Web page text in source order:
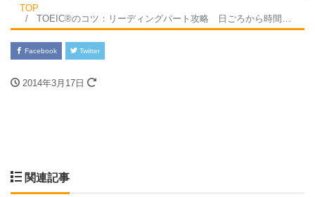
TOP
TOEIC®のコツ：リーディングパート攻略 日ごろから時間を計って読んでいますか？試験当日だけ限られた時間の中で問題を解くということは至難の業です。普段から時間のプレッシャーの中で英文を読む練習をしてください。自分の中に3分とか5分という小さな区切りに1つを読み終える、という決意をし、タイマーでプレッシャーをかけることで、脳が「速く読もう」という指令を送ってくれるようになります。そうすればしめたもの。残り時間が10分でも焦ることなく1０題解くことができるはずです。ＴＯＥＩＣ®は短期集中で頑張ろう！名古屋・栄のＴＯＥＩＣ®ならウィズにお任せください。
Facebook Twitter
2014年3月17日
関連記事